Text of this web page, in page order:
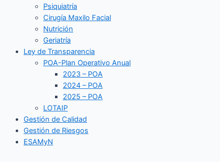
Psiquiatría
Cirugía Maxilo Facial
Nutrición
Geriatría
Ley de Transparencia
POA-Plan Operativo Anual
2023 – POA
2024 – POA
2025 – POA
LOTAIP
Gestión de Calidad
Gestión de Riesgos
ESAMyN